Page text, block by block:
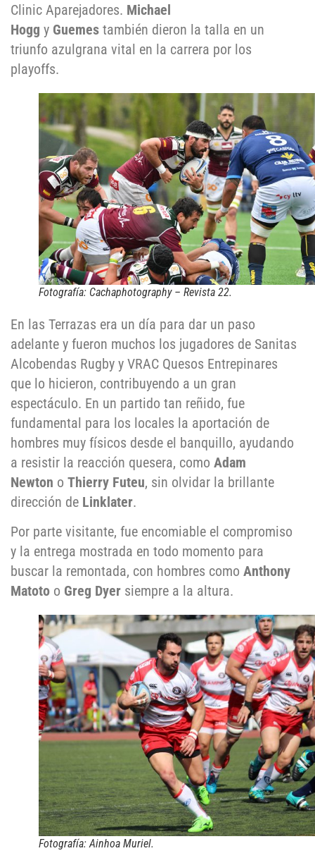
Clinic Aparejadores. Michael
Hogg y Guemes también dieron la talla en un
triunfo azulgrana vital en la carrera por los
playoffs.
Fotografía: Cachaphotography – Revista 22.
En las Terrazas era un día para dar un paso
adelante y fueron muchos los jugadores de Sanitas
Alcobendas Rugby y VRAC Quesos Entrepinares
que lo hicieron, contribuyendo a un gran
espectáculo. En un partido tan reñido, fue
fundamental para los locales la aportación de
hombres muy físicos desde el banquillo, ayudando
a resistir la reacción quesera, como Adam
Newton o Thierry Futeu, sin olvidar la brillante
dirección de Linklater.
Por parte visitante, fue encomiable el compromiso
y la entrega mostrada en todo momento para
buscar la remontada, con hombres como Anthony
Matoto o Greg Dyer siempre a la altura.
Fotografía: Ainhoa Muriel.